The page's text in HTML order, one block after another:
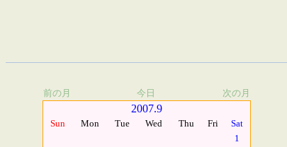
前の月 今日 次の月
2007.9
Sun Mon Tue Wed Thu Fri
Sat
1